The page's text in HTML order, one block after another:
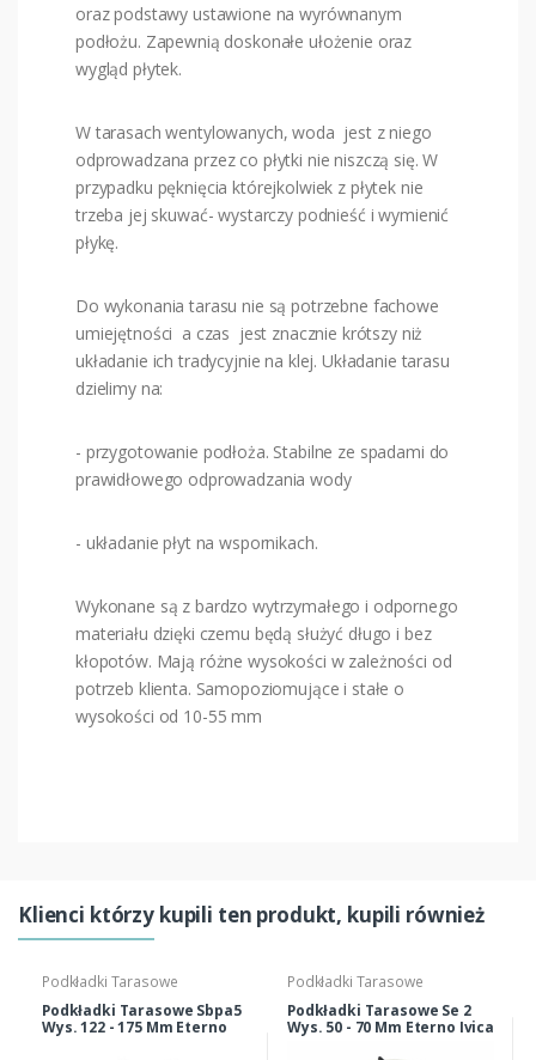
oraz podstawy ustawione na wyrównanym
podłożu. Zapewnią doskonałe ułożenie oraz
wygląd płytek.
W tarasach wentylowanych, woda jest z niego
odprowadzana przez co płytki nie niszczą się. W
przypadku pęknięcia którejkolwiek z płytek nie
trzeba jej skuwać- wystarczy podnieść i wymienić
płykę.
Do wykonania tarasu nie są potrzebne fachowe
umiejętności a czas jest znacznie krótszy niż
układanie ich tradycyjnie na klej. Układanie tarasu
dzielimy na:
- przygotowanie podłoża. Stabilne ze spadami do
prawidłowego odprowadzania wody
- układanie płyt na wspornikach.
Wykonane są z bardzo wytrzymałego i odpornego
materiału dzięki czemu będą służyć długo i bez
kłopotów. Mają różne wysokości w zależności od
potrzeb klienta. Samopoziomujące i stałe o
wysokości od 10-55 mm
Klienci którzy kupili ten produkt, kupili również
Podkładki Tarasowe
Podkładki Tarasowe Sbpa5
Wys. 122 - 175 Mm Eterno
Podkładki Tarasowe
Podkładki Tarasowe Se 2
Wys. 50 - 70 Mm Eterno Ivica